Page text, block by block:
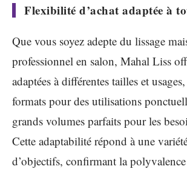
Flexibilité d’achat adaptée à
Que vous soyez adepte du lissage
professionnel en salon, Mahal Liss
adaptées à différentes tailles et
formats pour des utilisations
grands volumes parfaits pour les
Cette adaptabilité répond à une
d’objectifs, confirmant la